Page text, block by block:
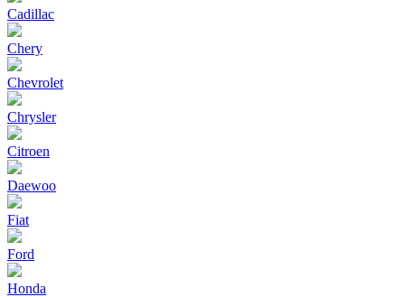
Cadillac
Chery
Chevrolet
Chrysler
Citroen
Daewoo
Fiat
Ford
Honda